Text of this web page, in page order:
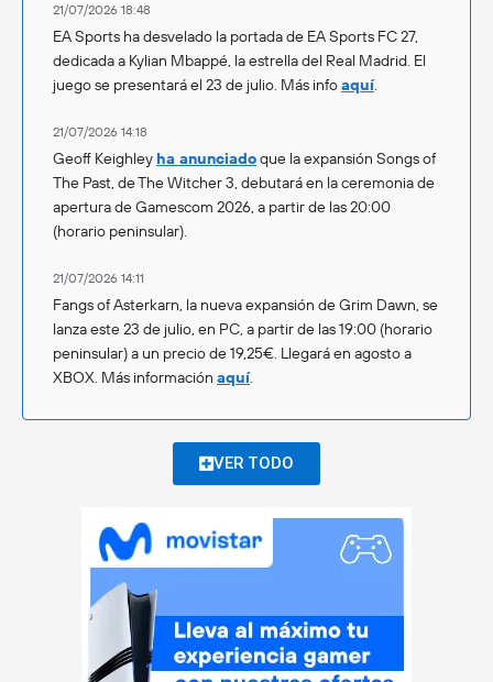
21/07/2026 18:48
EA Sports ha desvelado la portada de EA Sports FC 27,
dedicada a Kylian Mbappé, la estrella del Real Madrid. El
juego se presentará el 23 de julio. Más infoaquí.
21/07/2026 14:18
Geoff Keighley ha anunciadoque la expansión Songs of
The Past, de The Witcher 3, debutará en la ceremonia de
apertura de Gamescom 2026, a partir de las 20:00
(horario peninsular).
21/07/2026 14:11
Fangs of Asterkarn, la nueva expansión de Grim Dawn, se
lanza este 23 de julio, en PC, a partir de las 19:00 (horario
peninsular) a un precio de 19,25€. Llegará en agosto a
XBOX. Más información aquí.
VER TODO